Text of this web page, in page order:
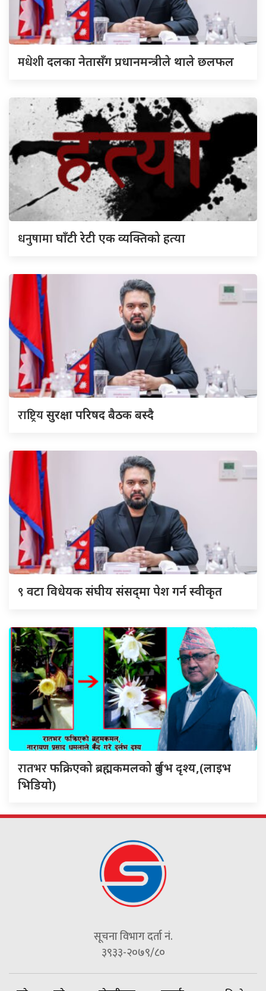
मधेशीदलका नेतासँग प्रधानमन्त्रीले थाले छलफल
धनुषामाघाँटी रेटी एक व्यक्तिको हत्या
राष्ट्रियसुरक्षा परिषद बैठक बस्दै
९ वटा विधेयक संघीय संसद्‌मा पेश गर्न स्वीकृत
रातभरफक्रिएको ब्रह्मकमलको दुर्लभ दृश्य,(लाइभ
भिडियो)
सूचना विभाग दर्ता नं.
३९३३-२०७९/८०